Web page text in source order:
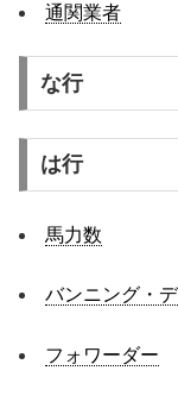
通関業者
な行
は行
馬力数
バンニング・
フォワーダー